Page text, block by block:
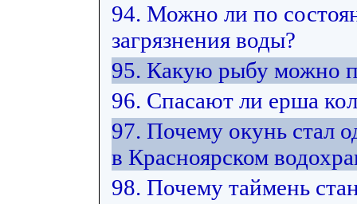
94. Можно ли по
загрязнения воды?
95. Какую рыбу можно
96. Спасают ли ерша
97. Почему окунь стал
в Красноярском
98. Почему таймень